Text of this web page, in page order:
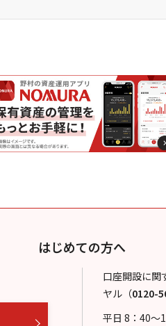
はじめての方へ
口座開設に関
ヤル （0120-
平日 8：40～